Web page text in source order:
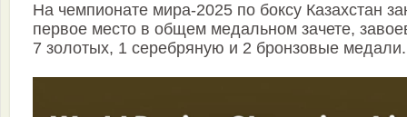
На чемпионате мира-2025 по боксу Казахстан
первое место в общем медальном зачете,
7 золотых, 1 серебряную и 2 бронзовые медали.